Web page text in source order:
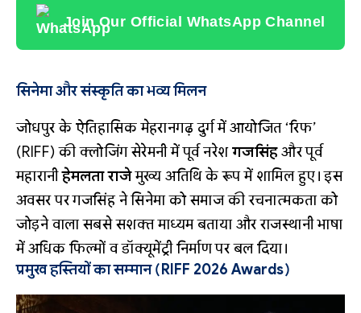
Join Our Official WhatsApp Channel
सिनेमा और संस्कृति का भव्य मिलन
जोधपुर के ऐतिहासिक मेहरानगढ़ दुर्ग में आयोजित ‘रिफ’
(RIFF) की क्लोजिंग सेरेमनी में पूर्व नरेशगजसिंहऔर पूर्व
महारानीहेमलता राजेमुख्य अतिथि के रूप में शामिल हुए। इस
अवसर पर गजसिंह ने सिनेमा को समाज की रचनात्मकता को
जोड़ने वाला सबसे सशक्त माध्यम बताया और राजस्थानी भाषा
में अधिक फिल्मों व डॉक्यूमेंट्री निर्माण पर बल दिया।
प्रमुख हस्तियों का सम्मान (RIFF 2026 Awards)